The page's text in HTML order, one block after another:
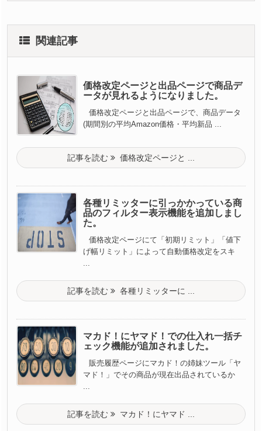
関連記事
価格改定ページと出品ページで商品デ
ータが見れるようになりました。
価格改定ページと出品ページで、商品データ
(期間別の平均Amazon価格・平均新品 ...
記事を読む 価格改定ページと ...
各種リミッターに引っかかっている商
品のフィルター表示機能を追加しまし
た。
価格改定ページにて「初期リミット」「値下
げ幅リミット」によって自動価格改定をスキ
記事を読む 各種リミッターに ...
マカド！にヤマド！での仕入れ一括チ
ェック機能が追加されました。
販売履歴ページにマカド！の姉妹ツール「ヤ
マド！」でその商品が現在出品されているか
記事を読む マカド！にヤマド ...